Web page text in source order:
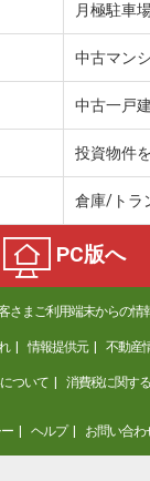
月極駐車
中古マン
中古一戸
投資物件
倉庫/トラ
PC版へ
さまご利用端末からの情
情報提供元 不動産
ついて 消費税に関す
ヘルプ お問い合わ